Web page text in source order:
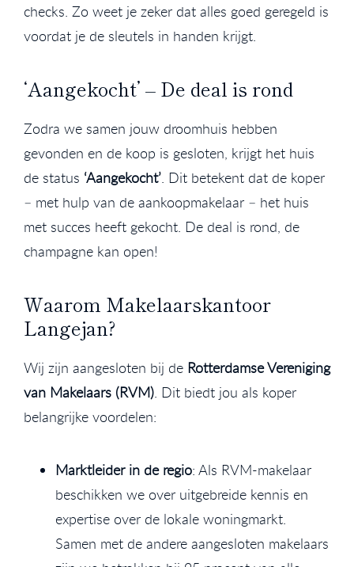
checks. Zo weet je zeker dat alles goed geregeld is
voordat je de sleutels in handen krijgt.
‘Aangekocht’ – De deal is rond
Zodra we samen jouw droomhuis hebben
gevonden en de koop is gesloten, krijgt het huis
de status ‘Aangekocht’. Dit betekent dat de koper
– met hulp van de aankoopmakelaar – het huis
met succes heeft gekocht. De deal is rond, de
champagne kan open!
Waarom Makelaarskantoor
Langejan?
Wij zijn aangesloten bij de Rotterdamse Vereniging
van Makelaars (RVM). Dit biedt jou als koper
belangrijke voordelen:
Marktleider in de regio: Als RVM-makelaar
beschikken we over uitgebreide kennis en
expertise over de lokale woningmarkt.
Samen met de andere aangesloten makelaars